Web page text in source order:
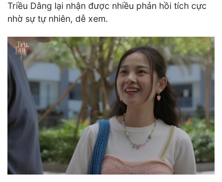
Triều Dâng lại nhận được nhiều phản hồi tích cực
nhờ sự tự nhiên, dễ xem.